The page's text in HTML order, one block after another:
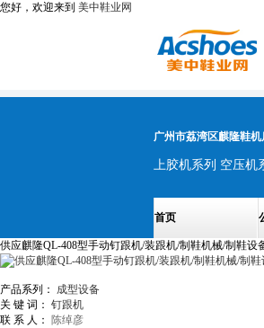
您好，欢迎来到 美中鞋业网
广州市荔湾区麒隆鞋机
上胶机系列 空压机
首页
供应麒隆QL-408型手动钉跟机/装跟机/制鞋机械/制鞋设
产品系列：
成型设备
关 键 词： 钉跟机
联 系 人：
陈绰彦